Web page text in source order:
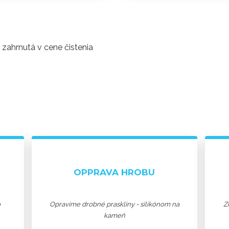
v cene čistenia
OPPRAVA HROBU
Opravíme drobné praskliny - silikónom na
kameň